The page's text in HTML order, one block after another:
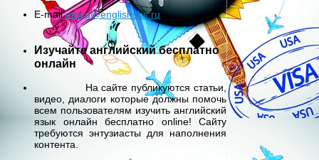
E-mail:emsg@englishsbs.ru
Изучайте английский бесплатно
онлайн
На сайте публикуются статьи,
видео, диалоги которые должны помочь
всем пользователям изучить английский
язык онлайн бесплатно online! Сайту
требуются энтузиасты для наполнения
контента.